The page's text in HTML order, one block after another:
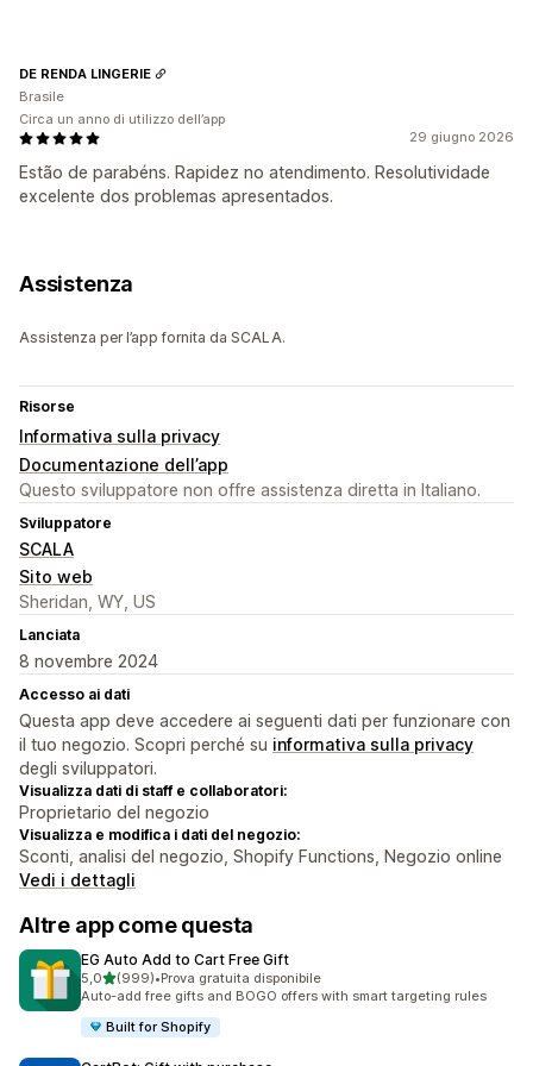
29 giugno 2026
Estão de parabéns. Rapidez no atendimento. Resolutividade
excelente dos problemas apresentados.
DE RENDA LINGERIE
Brasile
Circa un anno di utilizzo dell’app
Assistenza
Assistenza per l’app fornita da SCALA.
Risorse
Informativa sulla privacy
Documentazione dell’app
Questo sviluppatore non offre assistenza diretta in Italiano.
Sviluppatore
SCALA
Sito web
Sheridan, WY, US
Lanciata
8 novembre 2024
Accesso ai dati
Questa app deve accedere ai seguenti dati per funzionare con
il tuo negozio. Scopri perché su informativa sulla privacy
degli sviluppatori.
Visualizza dati di staff e collaboratori:
Proprietario del negozio
Visualizza e modifica i dati del negozio:
Sconti, analisi del negozio, Shopify Functions, Negozio online
Vedi i dettagli
Altre app come questa
EG Auto Add to Cart Free Gift
5,0stelle su 5
(999)
999 recensioni totali
•Prova gratuita disponibile
Auto-add free gifts and BOGO offers with smart targeting rules
Built for Shopify